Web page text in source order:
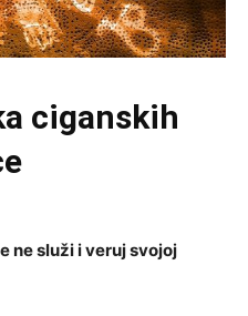
ciganskih
ne služi i veruj svojoj